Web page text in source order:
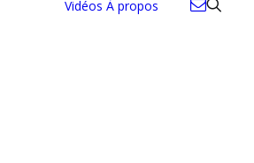
Vidéos À propos